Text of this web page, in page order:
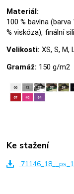
Materiál:
100 % bavlna
% viskóza), finální
Velikosti: XS, S, M,
Gramáž: 150 g/m2
Ke stažení